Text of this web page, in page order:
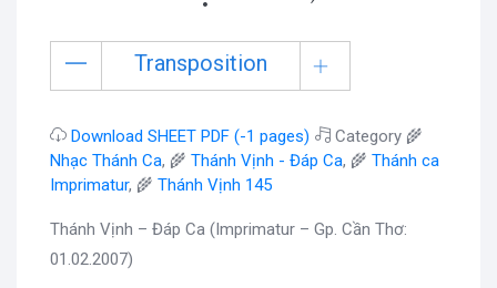
Transposition
Download SHEET PDF (-1 pages)
Category 🌾
Nhạc Thánh Ca, 🌾 Thánh Vịnh - Đáp Ca, 🌾 Thánh ca
Imprimatur, 🌾 Thánh Vịnh 145
Thánh Vịnh – Đáp Ca (Imprimatur – Gp. Cần Thơ:
01.02.2007)